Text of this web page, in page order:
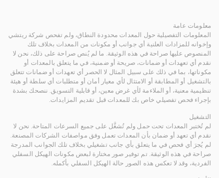
معلومات عامة
المعلومات التفصيلية حول المعدات محدودة النطاق، ولم تفحص شركة ريتشي
وإخوانه للمزادات العلنية أي جوانب أو مكونات من المعدات بخلاف تلك
المنصوص عليها صراحة في هذه الوثيقة. ما لم يُنص صراحة على ذلك، نحن لا
نقدم أي تعهدات أو ضمانات، صريحة أو ضمنية، في ما يتعلق بالمعدات أو
مكوناتها، بما في ذلك على سبيل المثال لا الحصر أي تعهدات أو ضمانات تتعلق
بالتشغيل أو المطابقة أو الامتثال لأي معيار أمان أو متطلبات أي سلطة أو هيئة
تنظيمية معنية، أو الملاءمة لأي غرض معين، أو قابلية التسويق. ننصحك بشدة
بإجراء فحص تفصيلي خاص بك للمعدات قبل تقديم المزايدات.
التشغيل
لم تُختبر المعدات تحت حمل ولم تُشغَّل على جميع السرعات المتاحة. نحن لا
نقدم أي تعهد أو ضمان بأن المعدات تعمل وفق مواصفات الشركات المصنعة.
لم يُجرَ أي فحص في ما يتعلق بأي جانب تشغيلي بخلاف تلك الجوانب المدرجة
صراحة في هذه الوثيقة. تم توفير صور مختارة لبعض مكونات الهيكل السفلي
الفردية، وقد لا تعكس هذه الصور حالة الهيكل السفلي بأكمله.